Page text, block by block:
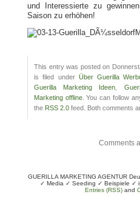
und Interessierte zu
Saison zu erhöhen!
This entry was posted on
is filed under Über Guerilla
Guerilla Marketing Ideen
Marketing offline. You can follow
the RSS 2.0 feed. Both comments
Comments
GUERILLA MARKETING AGENTUR
✓ Media ✓ Seeding ✓ Beispiele ✓
Entries (RSS) and